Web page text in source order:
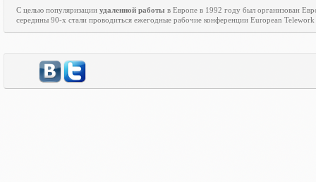
С целью популяризации удаленной работы в Европе в 1992 году был организован
середины 90-х стали проводиться ежегодные рабочие конференции European Telework